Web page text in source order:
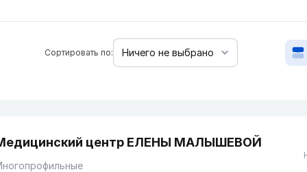
Сортировать по:
центр ЕЛЕНЫ МАЛЫШЕВОЙ